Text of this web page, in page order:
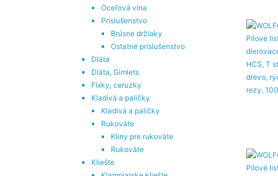
Oceľová vlna
Príslušenstvo
Brúsne držiaky
Ostatné príslušenstvo
Dláta
Dláta, Gimlets
Fixky, ceruzky
Kladivá a paličky
Kladivá a paličky
Rukoväte
Kliny pre rukoväte
Rukoväte
Kliešte